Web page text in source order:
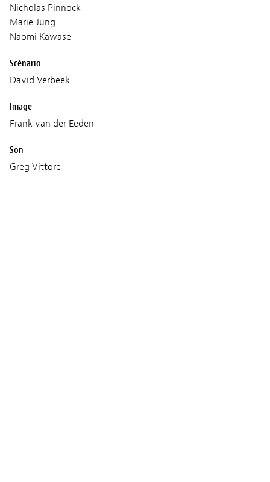
Nicholas Pinnock
Marie Jung
Naomi Kawase
Scénario
David Verbeek
Image
Frank van der Eeden
Son
Greg Vittore